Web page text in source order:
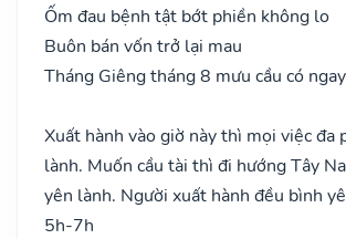
Ốm đau bệnh tật bớt phiền không lo
Buôn bán vốn trở lại mau
Tháng Giêng tháng 8 mưu cầu có
Xuất hành vào giờ này thì mọi việc đa
lành. Muốn cầu tài thì đi hướng Tây
yên lành. Người xuất hành đều bình
5h-7h